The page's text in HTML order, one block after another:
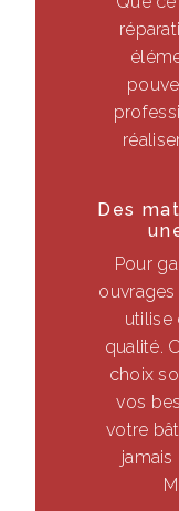
Des
Pour
utilise
qualité.
choix
vos
votre
jamais